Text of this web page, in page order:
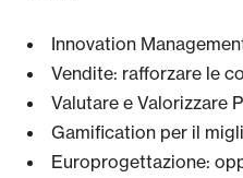
Innovation
Vendite: rafforzare le
Valutare e Valorizzare
Gamification per il
Europrogettazione: